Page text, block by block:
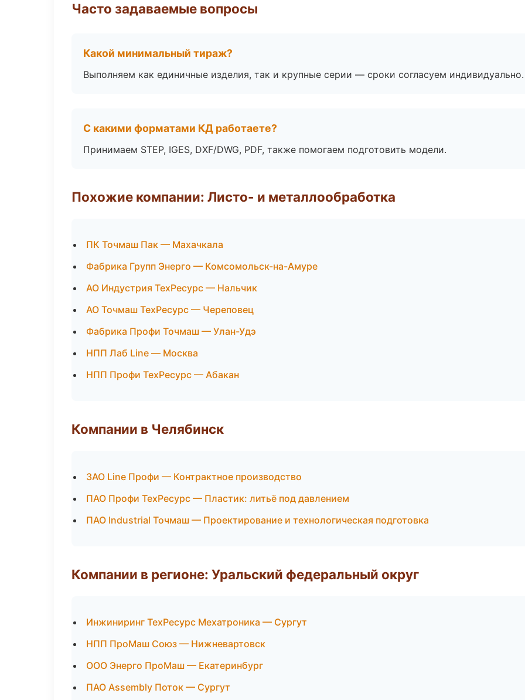
Часто задаваемые вопросы
Какой минимальный тираж?
Выполняем как единичные изделия, так и крупные серии — сроки согласуем индивидуально.
С какими форматами КД работаете?
Принимаем STEP, IGES, DXF/DWG, PDF, также помогаем подготовить модели.
Похожие компании: Листо- и металлообработка
ПК Точмаш Пак — Махачкала
Фабрика Групп Энерго — Комсомольск-на-Амуре
АО Индустрия ТехРесурс — Нальчик
АО Точмаш ТехРесурс — Череповец
Фабрика Профи Точмаш — Улан-Удэ
НПП Лаб Line — Москва
НПП Профи ТехРесурс — Абакан
Компании в Челябинск
ЗАО Line Профи — Контрактное производство
ПАО Профи ТехРесурс — Пластик: литьё под давлением
ПАО Industrial Точмаш — Проектирование и технологическая подготовка
Компании в регионе: Уральский федеральный округ
Инжиниринг ТехРесурс Мехатроника — Сургут
НПП ПроМаш Союз — Нижневартовск
ООО Энерго ПроМаш — Екатеринбург
ПАО Assembly Поток — Сургут